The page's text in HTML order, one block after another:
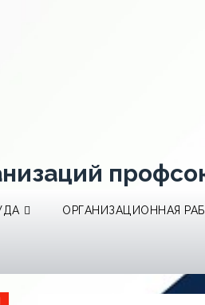
ОРГАНИЗАЦИОННАЯ